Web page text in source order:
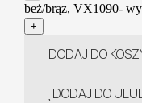
beż/brąz, VX1090-
DODAJ DO
DODAJ DO